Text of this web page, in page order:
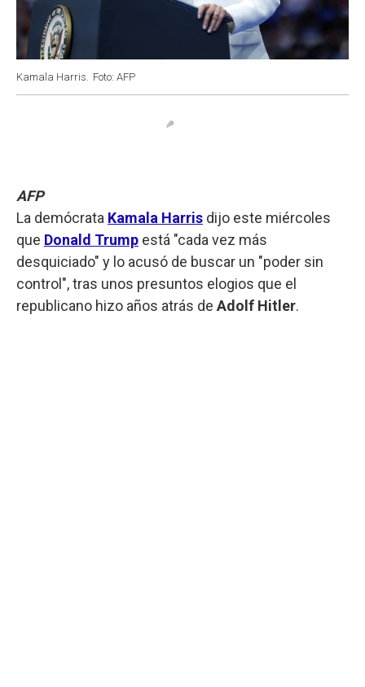
Kamala Harris. Foto: AFP
AFP
La demócrata Kamala Harris dijo este miércoles
que Donald Trump está "cada vez más
desquiciado" y lo acusó de buscar un "poder sin
control", tras unos presuntos elogios que el
republicano hizo años atrás de Adolf Hitler.